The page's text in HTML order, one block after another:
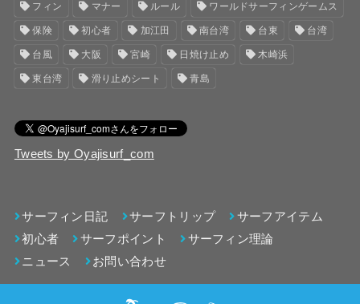
フィン マナー ルール ワールドサーフィンゲームス
保険 初心者 加江田 南台湾 台東 台湾
台風 大阪 宮崎 日焼け止め 木崎浜
東台湾 滑り止めシート 青島
Tweets by Oyajisurf_com
サーフィン日記 サーフトリップ
サーフアイテム
初心者
サーフポイント
サーフィン理論
ニュース
お問い合わせ